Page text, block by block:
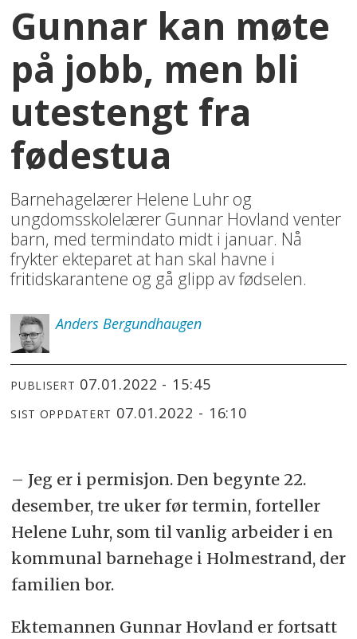
Gunnar kan møte
på jobb, men bli
utestengt fra
fødestua
Barnehagelærer Helene Luhr og
ungdomsskolelærer Gunnar Hovland venter
barn, med termindato midt i januar. Nå
frykter ekteparet at han skal havne i
fritidskarantene og gå glipp av fødselen.
Anders Bergundhaugen
PUBLISERT 07.01.2022 - 15:45
SIST OPPDATERT 07.01.2022 - 16:10
– Jeg er i permisjon. Den begynte 22.
desember, tre uker før termin, forteller
Helene Luhr, som til vanlig arbeider i en
kommunal barnehage i Holmestrand, der
familien bor.
Ektemannen Gunnar Hovland er fortsatt